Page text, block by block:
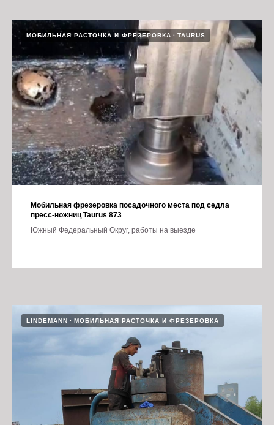
МОБИЛЬНАЯ РАСТОЧКА И ФРЕЗЕРОВКА TAURUS
Мобильная фрезеровка посадочного места под седла
пресс-ножниц Taurus 873
Южный Федеральный Округ, работы на выезде
LINDEMANN МОБИЛЬНАЯ РАСТОЧКА И ФРЕЗЕРОВКА